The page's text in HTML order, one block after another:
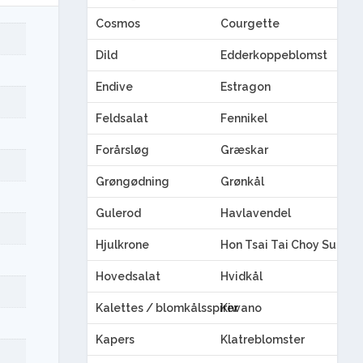
Cosmos Courgette
Dild Edderkoppeblomst
Endive Estragon
Feldsalat Fennikel
Forårsløg Græskar
Grøngødning Grønkål
Gulerod Havlavendel
Hjulkrone Hon Tsai Tai Choy Sum
Hovedsalat Hvidkål
Kalettes / blomkålsspirerKiwano
Kapers Klatreblomster